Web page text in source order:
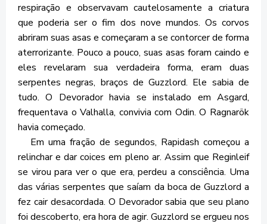
respiração e observavam cautelosamente a criatura
que poderia ser o fim dos nove mundos. Os corvos
abriram suas asas e começaram a se contorcer de forma
aterrorizante. Pouco a pouco, suas asas foram caindo e
eles revelaram sua verdadeira forma, eram duas
serpentes negras, braços de Guzzlord. Ele sabia de
tudo. O Devorador havia se instalado em Asgard,
frequentava o Valhalla, convivia com Odin. O Ragnarök
havia começado.
Em uma fração de segundos, Rapidash começou a
relinchar e dar coices em pleno ar. Assim que Reginleif
se virou para ver o que era, perdeu a consciência. Uma
das várias serpentes que saíam da boca de Guzzlord a
fez cair desacordada. O Devorador sabia que seu plano
foi descoberto, era hora de agir. Guzzlord se ergueu nos